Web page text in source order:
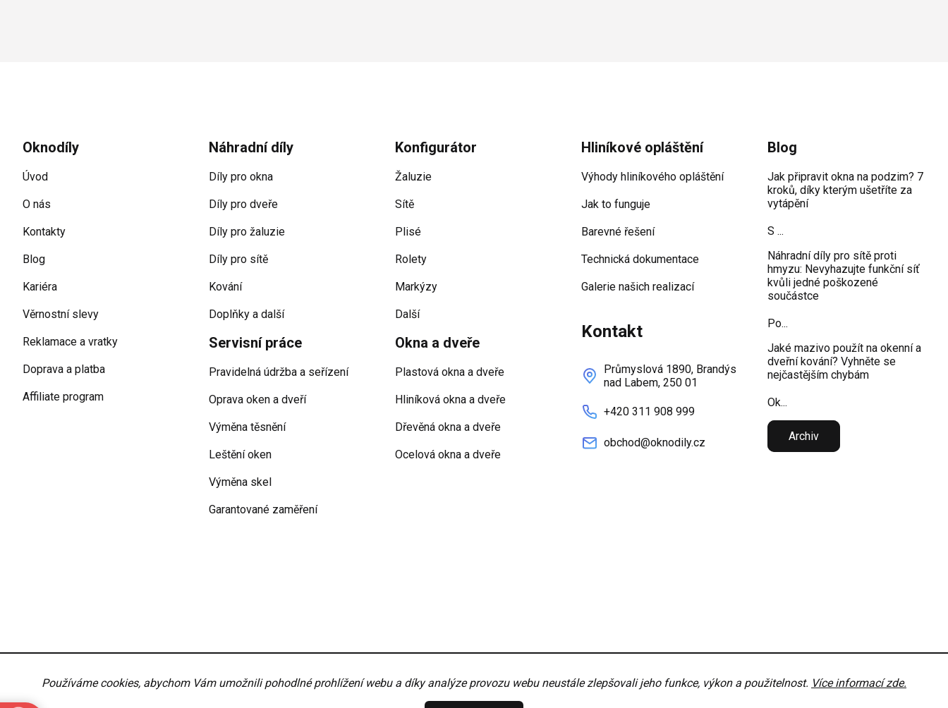
Používáme cookies, abychom Vám umožnili pohodlné prohlížení webu a díky analýze provozu webu neustále zlepšovali jeho funkce, výkon a použitelnost. Více informací zde.
Zápatí
Oknodíly
Úvod
O nás
Kontakty
Blog
Kariéra
Věrnostní slevy
Reklamace a vratky
Doprava a platba
Affiliate program
Náhradní díly
Díly pro okna
Díly pro dveře
Díly pro žaluzie
Díly pro sítě
Kování
Doplňky a další
Servisní práce
Pravidelná údržba a seřízení
Oprava oken a dveří
Výměna těsnění
Leštění oken
Výměna skel
Garantované zaměření
Konfigurátor
Žaluzie
Sítě
Plisé
Rolety
Markýzy
Další
Okna a dveře
Plastová okna a dveře
Hliníková okna a dveře
Dřevěná okna a dveře
Ocelová okna a dveře
Hliníkové opláštění
Výhody hliníkového opláštění
Jak to funguje
Barevné řešení
Technická dokumentace
Galerie našich realizací
Kontakt
Průmyslová 1890, Brandýs
nad Labem, 250 01
+420 311 908 999
obchod@oknodily.cz
Blog
Jak připravit okna na podzim? 7
kroků, díky kterým ušetříte za
vytápění
S ...
Náhradní díly pro sítě proti
hmyzu: Nevyhazujte funkční síť
kvůli jedné poškozené
součástce
Po...
Jaké mazivo použít na okenní a
dveřní kování? Vyhněte se
nejčastějším chybám
Ok...
Archiv